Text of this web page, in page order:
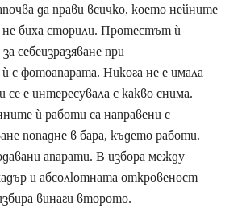
да прави всичко, което нейните
не биха сторили. Протестът ѝ
себеизразяване при
с фотоапарата. Никога не е имала
е интересувала с какво снима.
ѝ работи са направени с
попадне в бара, където работи.
апарати. В избора между
и абсолютната откровеност
винаги второто.